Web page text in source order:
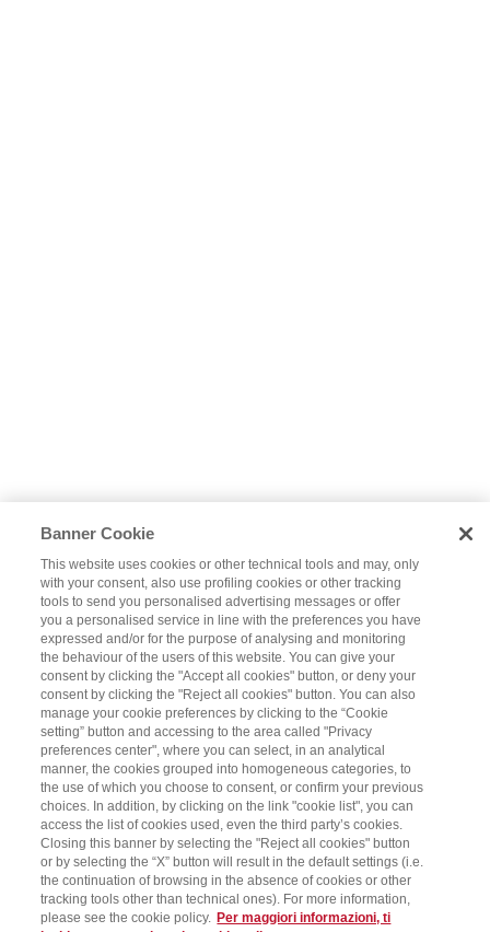
Banner Cookie
This website uses cookies or other technical tools and may, only
with your consent, also use profiling cookies or other tracking
tools to send you personalised advertising messages or offer
you a personalised service in line with the preferences you have
expressed and/or for the purpose of analysing and monitoring
the behaviour of the users of this website. You can give your
consent by clicking the "Accept all cookies" button, or deny your
consent by clicking the "Reject all cookies" button. You can also
manage your cookie preferences by clicking to the “Cookie
setting” button and accessing to the area called "Privacy
preferences center", where you can select, in an analytical
manner, the cookies grouped into homogeneous categories, to
the use of which you choose to consent, or confirm your previous
choices. In addition, by clicking on the link "cookie list", you can
access the list of cookies used, even the third party’s cookies.
Closing this banner by selecting the "Reject all cookies" button
or by selecting the “X” button will result in the default settings (i.e.
the continuation of browsing in the absence of cookies or other
tracking tools other than technical ones). For more information,
please see the cookie policy. Per maggiori informazioni, ti